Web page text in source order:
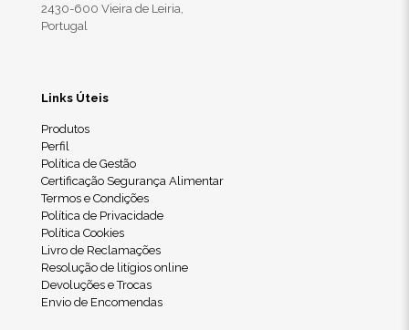
2430-600 Vieira de Leiria,
Portugal
Links Úteis
Produtos
Perfil
Política de Gestão
Certificação Segurança Alimentar
Termos e Condições
Política de Privacidade
Política Cookies
Livro de Reclamações
Resolução de litígios online
Devoluções e Trocas
Envio de Encomendas